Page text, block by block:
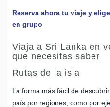
Reserva ahora tu viaje y
en grupo
Viaja a Sri Lanka en
que necesitas saber
Rutas de la isla
La forma más fácil de
país por regiones, como por